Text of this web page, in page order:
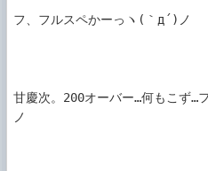
フ、フルスペかーっヽ(｀д´)ノ
甘慶次。200オーバー…何もこず…
ノ